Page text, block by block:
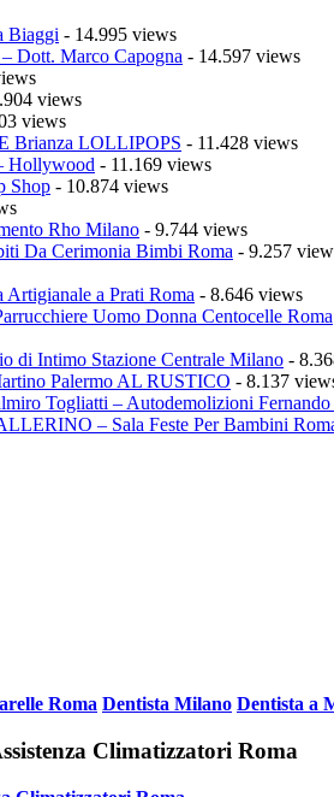
Biaggi - 14.995 views
Dott. Marco Capogna - 14.597 views
views
views
Brianza LOLLIPOPS - 11.428 views
Hollywood - 11.169 views
Shop - 10.874 views
Rho Milano - 9.744 views
Da Cerimonia Bimbi Roma - 9.257
a Prati Roma - 8.646 views
Uomo Donna Centocelle Roma
Intimo Stazione Centrale Milano -
Palermo AL RUSTICO - 8.137
Togliatti – Autodemolizioni Fernando
– Sala Feste Per Bambini
Roma Dentista Milano Dentista a
Climatizzatori Roma